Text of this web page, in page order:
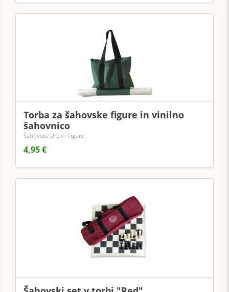
Torba za šahovske figure in vinilno
šahovnico
Šahovske Ure in Figure
4,95 €